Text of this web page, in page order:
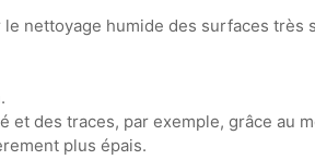
nettoyage humide des surfaces très
et des traces, par exemple, grâce au
plus épais.